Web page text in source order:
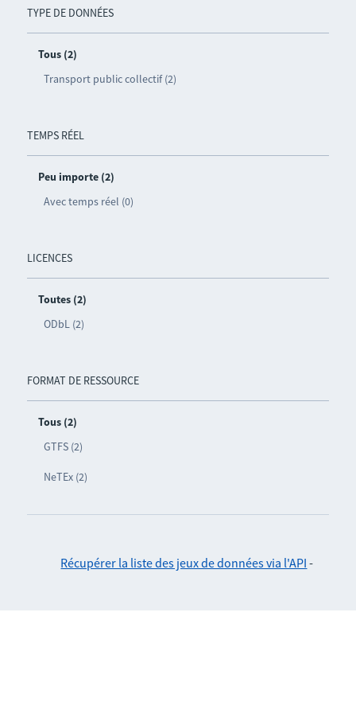
TYPE DE DONNÉES
Tous (2)
Transport public collectif (2)
TEMPS RÉEL
Peu importe (2)
Avec temps réel (0)
LICENCES
Toutes (2)
ODbL (2)
FORMAT DE RESSOURCE
Tous (2)
GTFS (2)
NeTEx (2)
Récupérer la liste des jeux de données via l'API -